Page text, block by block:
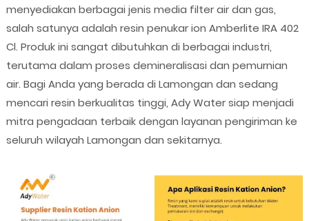
menyediakan berbagai jenis media filter air dan gas,
salah satunya adalah resin penukar ion Amberlite IRA 402
Cl. Produk ini sangat dibutuhkan di berbagai industri,
terutama dalam proses demineralisasi dan pemurnian
air. Bagi Anda yang berada di Lamongan dan sedang
mencari resin berkualitas tinggi, Ady Water siap menjadi
mitra pengadaan terbaik dengan layanan pengiriman ke
seluruh wilayah Lamongan dan sekitarnya.